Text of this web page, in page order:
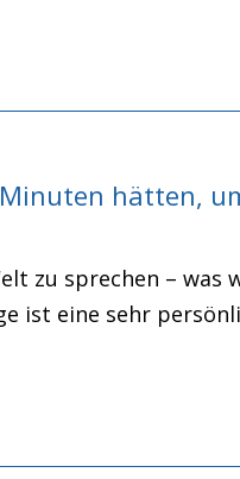
hätten,
zu sprechen – was
ist eine sehr